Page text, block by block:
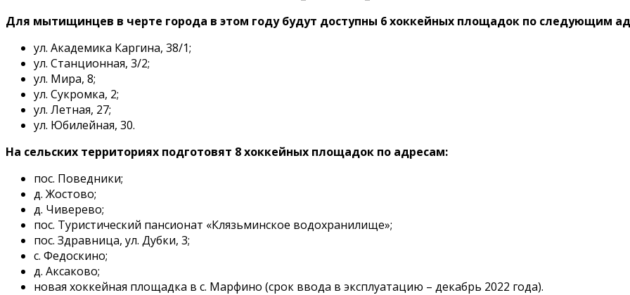
Для мытищинцев в черте города в этом году будут доступны 6 хоккейных площадок по следующим
ул. Академика Каргина, 38/1;
ул. Станционная, 3/2;
ул. Мира, 8;
ул. Сукромка, 2;
ул. Летная, 27;
ул. Юбилейная, 30.
На сельских территориях подготовят 8 хоккейных площадок по адресам:
пос. Поведники;
д. Жостово;
д. Чиверево;
пос. Туристический пансионат «Клязьминское водохранилище»;
пос. Здравница, ул. Дубки, 3;
с. Федоскино;
д. Аксаково;
новая хоккейная площадка в с. Марфино (срок ввода в эксплуатацию – декабрь 2022 года).